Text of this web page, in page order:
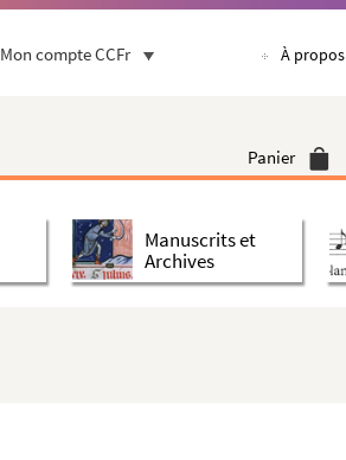
Mon compte CCFr À propos
Panier
Manuscrits et
Archives